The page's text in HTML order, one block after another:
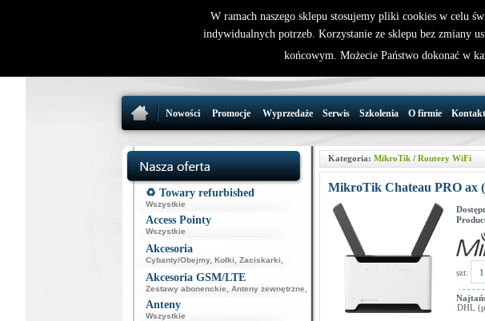
32 721 86
Nowości Promocje Wyprzedaże Serwis Szkolenia O firmie Kontakt
♻️ Towary refurbished
Wszystkie
Access Pointy
Wszystkie
Akcesoria
Cybanty/Obejmy, Kołki Zaciskarki
Akcesoria GSM/LTE
Zestawy abonenckie Anteny zewnętrzne
Anteny
Wszystkie
Kategoria: MikroTik / Routery WiFi
MikroTik Chateau PRO ax
szt:
DHL
W ramach naszego sklepu stosujemy pliki cookies w celu
indywidualnych potrzeb. Korzystanie ze sklepu bez zmiany
końcowym. Możecie Państwo dokonać w